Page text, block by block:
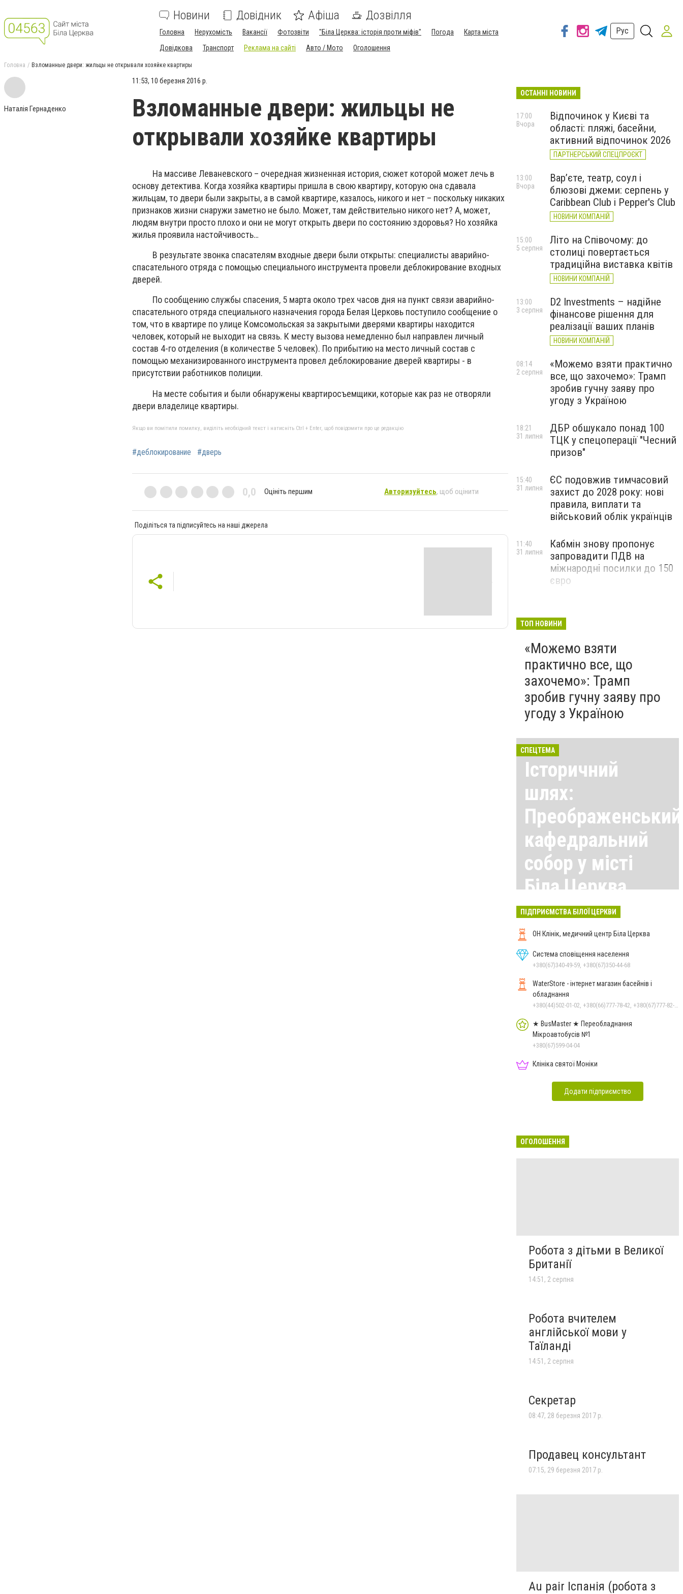
Новини Довідник Афіша Дозвілля
Головна Нерухомість Вакансії Фотозвіти "Біла Церква: історія проти міфів" Погода
Карта міста
Довідкова
Транспорт Реклама на сайті Авто / Мото Оголошення
Рус
Головна Взломанные двери: жильцы не открывали хозяйке квартиры
Наталія Гернаденко
11:53, 10 березня 2016 р.
Взломанные двери: жильцы не
открывали хозяйке квартиры
На массиве Леваневского – очередная жизненная история, сюжет которой может лечь в
основу детектива. Когда хозяйка квартиры пришла в свою квартиру, которую она сдавала
жильцам, то двери были закрыты, а в самой квартире, казалось, никого и нет – поскольку никаких
признаков жизни снаружи заметно не было. Может, там действительно никого нет? А, может,
людям внутри просто плохо и они не могут открыть двери по состоянию здоровья? Но хозяйка
жилья проявила настойчивость…
В результате звонка спасателям входные двери были открыты: специалисты аварийно-
спасательного отряда с помощью специального инструмента провели деблокирование входных
дверей.
По сообщению службы спасения, 5 марта около трех часов дня на пункт связи аварийно-
спасательного отряда специального назначения города Белая Церковь поступило сообщение о
том, что в квартире по улице Комсомольская за закрытыми дверями квартиры находится
человек, который не выходит на связь. К месту вызова немедленно был направлен личный
состав 4-го отделения (в количестве 5 человек). По прибытию на место личный состав с
помощью механизированного инструмента провел деблокирование дверей квартиры - в
присутствии работников полиции.
На месте события и были обнаружены квартиросъемщики, которые как раз не отворяли
двери владелице квартиры.
Якщо ви помітили помилку, виділіть необхідний текст і натисніть Ctrl + Enter, щоб повідомити про це редакцію
#деблокирование #дверь
0,0 Оцініть першим Авторизуйтесь, щоб оцінити
Поділіться та підписуйтесь на наші джерела
ОСТАННІ НОВИНИ
Відпочинок у Києві та
області: пляжі, басейни,
активний відпочинок 2026
ПАРТНЕРСЬКИЙ СПЕЦПРОЄКТ
17:00
Вчора
Вар’єте, театр, соул і
блюзові джеми: серпень у
Caribbean Club і Pepper's Club
НОВИНИ КОМПАНІЙ
13:00
Вчора
Літо на Співочому: до
столиці повертається
традиційна виставка квітів
НОВИНИ КОМПАНІЙ
15:00
5 серпня
D2 Investments – надійне
фінансове рішення для
реалізації ваших планів
НОВИНИ КОМПАНІЙ
13:00
3 серпня
«Можемо взяти практично
все, що захочемо»: Трамп
зробив гучну заяву про
угоду з Україною
08:14
2 серпня
ДБР обшукало понад 100
ТЦК у спецоперації "Чесний
призов"
18:21
31 липня
ЄС подовжив тимчасовий
захист до 2028 року: нові
правила, виплати та
військовий облік українців
15:40
31 липня
Кабмін знову пропонує
запровадити ПДВ на
міжнародні посилки до 150
євро
11:40
31 липня
ТОП НОВИНИ
«Можемо взяти
практично все, що
захочемо»: Трамп
зробив гучну заяву про
угоду з Україною
СПЕЦТЕМА
Історичний
шлях:
Преображенський
кафедральний
собор у місті
Біла Церква
Всі матеріали тут
ПІДПРИЄМСТВА БІЛОЇ ЦЕРКВИ
ОН Клінік, медичний центр Біла Церква
Система сповіщення населення
+380(67)340-49-59, +380(67)350-44-68
WaterStore - інтернет магазин басейнів і
обладнання
★ BusMaster ★ Переобладнання
Мікроавтобусів №1
+380(67)599-04-04
Клініка святої Моніки
Додати підприємство
ОГОЛОШЕННЯ
Робота з дітьми в Великої
Британії
14:51, 2 серпня
Робота вчителем
англійської мови у
Таїланді
14:51, 2 серпня
Секретар
08:47, 28 березня 2017 р.
Продавец консультант
07:15, 29 березня 2017 р.
Au pair Іспанія (робота з